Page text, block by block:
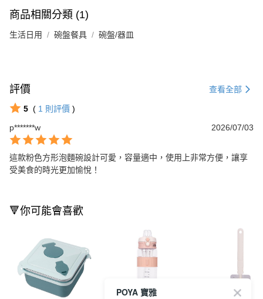
商品相關分類 (1)
生活日用 碗盤餐具 碗盤/器皿
評價 查看全部
5 ( 1 則評價 )
p*******w
2026/07/03
這款粉色方形泡麵碗設計可愛，容量適中，使用上非常方便，讓享
受美食的時光更加愉悅！
🔻你可能會喜歡
POYA 寶雅